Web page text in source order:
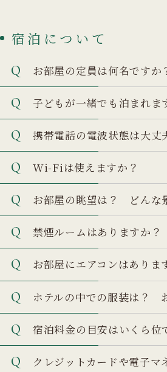
宿泊について
お部屋の定員は何名ですか
子どもが一緒でも泊まれ
携帯電話の電波状態は大丈
Wi-Fiは使えますか？
お部屋の眺望は？ どんな
禁煙ルームはありますか？
お部屋にエアコンはありま
ホテルの中での服装は？
宿泊料金の目安はいくら位
クレジットカードや電子マ